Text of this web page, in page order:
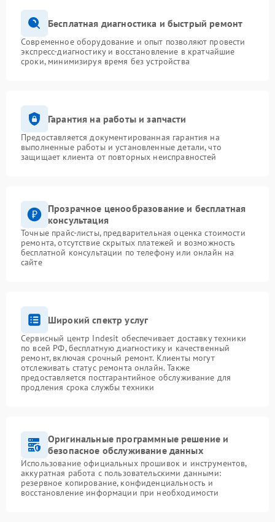
Бесплатная диагностика и быстрый ремонт
Современное оборудование и опыт позволяют провести
экспресс-диагностику и восстановление в кратчайшие
сроки, минимизируя время без устройства
Гарантия на работы и запчасти
Предоставляется документированная гарантия на
выполненные работы и установленные детали, что
защищает клиента от повторных неисправностей
Прозрачное ценообразование и бесплатная
консультация
Точные прайс-листы, предварительная оценка стоимости
ремонта, отсутствие скрытых платежей и возможность
бесплатной консультации по телефону или онлайн на
сайте
Широкий спектр услуг
Сервисный центр Indesit обеспечивает доставку техники
по всей РФ, бесплатную диагностику и качественный
ремонт, включая срочный ремонт. Клиенты могут
отслеживать статус ремонта онлайн. Также
предоставляется постгарантийное обслуживание для
продления срока службы техники
Оригинальные программные решение и
безопасное обслуживание данных
Использование официальных прошивок и инструментов,
аккуратная работа с пользовательскими данными:
резервное копирование, конфиденциальность и
восстановление информации при необходимости